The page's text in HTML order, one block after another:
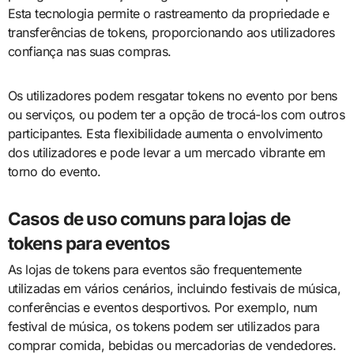
Esta tecnologia permite o rastreamento da propriedade e
transferências de tokens, proporcionando aos utilizadores
confiança nas suas compras.
Os utilizadores podem resgatar tokens no evento por bens
ou serviços, ou podem ter a opção de trocá-los com outros
participantes. Esta flexibilidade aumenta o envolvimento
dos utilizadores e pode levar a um mercado vibrante em
torno do evento.
Casos de uso comuns para lojas de
tokens para eventos
As lojas de tokens para eventos são frequentemente
utilizadas em vários cenários, incluindo festivais de música,
conferências e eventos desportivos. Por exemplo, num
festival de música, os tokens podem ser utilizados para
comprar comida, bebidas ou mercadorias de vendedores.